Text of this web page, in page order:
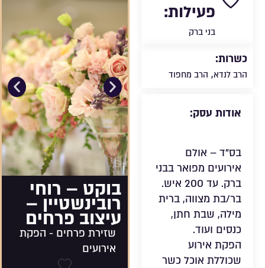
בוקט – רוחי
רובינשטיין –
עיצוב פרחים
שזירת פרחים - הפקת
אירועים
פעילות:
בני ברק
כשרות:
הרב לנדא, הרב מחפוד
אודות עסק:
בס”ד – אולם
אירועים מפואר בבני
ברק. עד 200 איש.
בר/בת מצווה, ברית
מילה, שבת חתן,
כנסים ועוד.
הפקת אירוע
שכוללת אוכל כשר